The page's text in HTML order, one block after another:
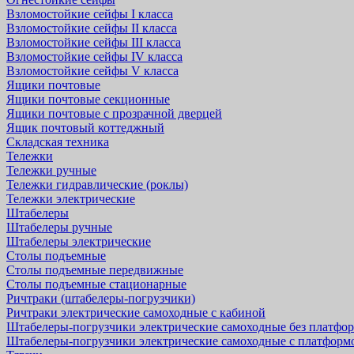
Взломостойкие сейфы I класса
Взломостойкие сейфы II класса
Взломостойкие сейфы III класса
Взломостойкие сейфы IV класса
Взломостойкие сейфы V класса
Ящики почтовые
Ящики почтовые секционные
Ящики почтовые с прозрачной дверцей
Ящик почтовый коттеджный
Складская техника
Тележки
Тележки ручные
Тележки гидравлические (роклы)
Тележки электрические
Штабелеры
Штабелеры ручные
Штабелеры электрические
Столы подъемные
Столы подъемные передвижные
Столы подъемные стационарные
Ричтраки (штабелеры-погрузчики)
Ричтраки электрические самоходные с кабиной
Штабелеры-погрузчики электрические самоходные без
Штабелеры-погрузчики электрические самоходные с